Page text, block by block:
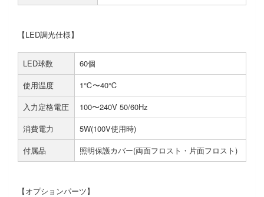
【LED調光仕様】
LED球数
60個
使用温度
1℃〜40℃
入力定格電圧
100〜240V 50/60Hz
消費電力
5W(100V使用時)
付属品
照明保護カバー(両面フロスト・片面フロスト)
【オプションパーツ】